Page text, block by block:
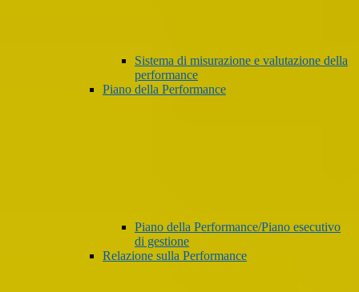
Sistema di misurazione e valutazione della
performance
Piano della Performance
Piano della Performance/Piano esecutivo
di gestione
Relazione sulla Performance